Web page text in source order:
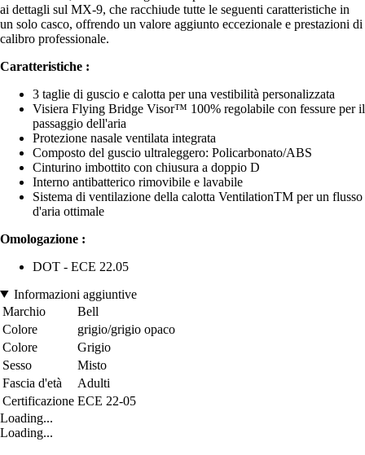
ai dettagli sul MX-9, che racchiude tutte le seguenti caratteristiche in
un solo casco, offrendo un valore aggiunto eccezionale e prestazioni di
calibro professionale.
Caratteristiche :
3 taglie di guscio e calotta per una vestibilità personalizzata
Visiera Flying Bridge Visor™ 100% regolabile con fessure per il
passaggio dell'aria
Protezione nasale ventilata integrata
Composto del guscio ultraleggero: Policarbonato/ABS
Cinturino imbottito con chiusura a doppio D
Interno antibatterico rimovibile e lavabile
Sistema di ventilazione della calotta VentilationTM per un flusso
d'aria ottimale
Omologazione :
DOT - ECE 22.05
Informazioni aggiuntive
Marchio
Bell
Colore
grigio/grigio opaco
Colore
Grigio
Sesso
Misto
Fascia d'età
Adulti
Certificazione ECE 22-05
Loading...
Loading...